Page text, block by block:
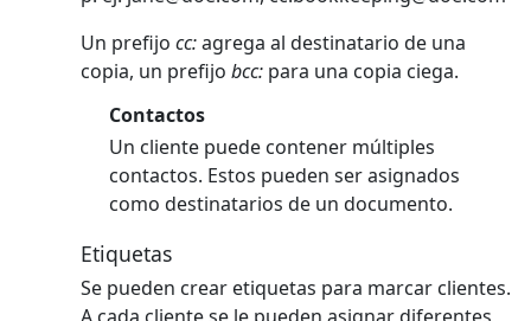
Un prefijo cc:agrega al destinatario de una
copia, un prefijo bcc: para una copia ciega.
Contactos
Un cliente puede contener múltiples
contactos. Estos pueden ser asignados
como destinatarios de un documento.
Etiquetas
Se pueden crear etiquetas para marcar clientes.